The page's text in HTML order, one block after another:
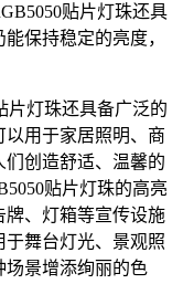
贴片灯珠还具
保持稳定的亮度，
片灯珠还具备广泛的
用于家居照明、商
创造舒适、温馨的
贴片灯珠的高亮
牌、灯箱等宣传设施
舞台灯光、景观照
场景增添绚丽的色